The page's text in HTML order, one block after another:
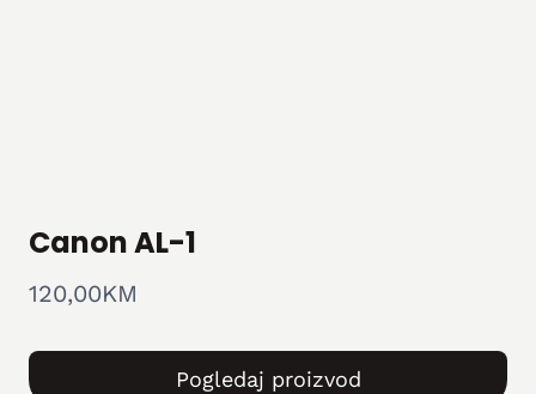
Canon AL-1
120,00KM
Pogledaj proizvod